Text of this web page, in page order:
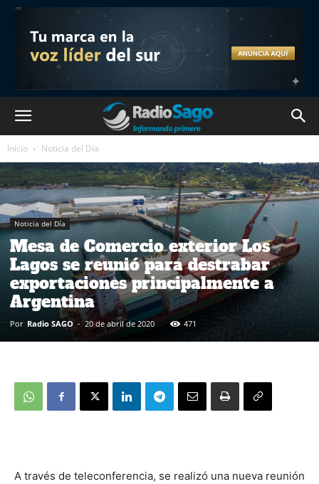
Inicio Noticia del Día
Noticia del Día
Mesa de Comercio exterior Los
Lagos se reunió para destrabar
exportaciones principalmente a
Argentina
Por Radio SAGO - 20 de abril de 2020 471
A través de teleconferencia, se realizó una nueva reunión